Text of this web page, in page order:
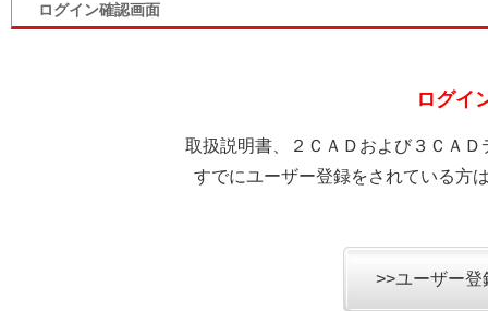
ログイン確認画面
ログイ
取扱説明書、２ＣＡＤおよび３ＣＡ
すでにユーザー登録をされている方
>>ユーザー